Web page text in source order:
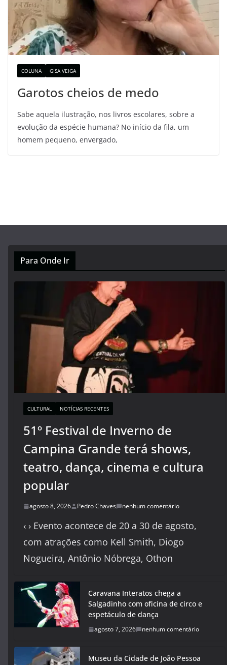
COLUNA GISA VEIGA
Garotos cheios de medo
Sabe aquela ilustração, nos livros escolares, sobre a
evolução da espécie humana? No início da fila, um
homem pequeno, envergado,
Para Onde Ir
CULTURAL NOTÍCIAS RECENTES
51º Festival de Inverno de
Campina Grande terá shows,
teatro, dança, cinema e cultura
popular
agosto 8, 2026 Pedro Chaves nenhum comentário
‹ › Evento acontece de 20 a 30 de agosto,
com atrações como Kell Smith, Diogo
Nogueira, Antônio Nóbrega, Othon
Caravana Interatos chega a
Salgadinho com oficina de circo e
espetáculo de dança
agosto 7, 2026 nenhum comentário
Museu da Cidade de João Pessoa